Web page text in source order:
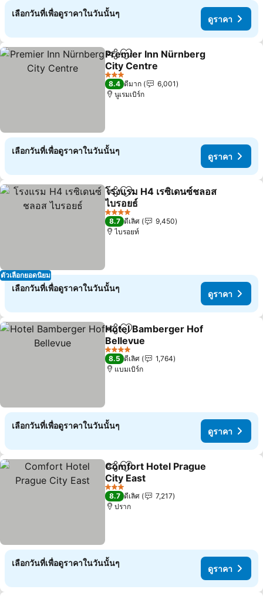
เลือกวันที่เพื่อดูราคาในวันนั้นๆ
ดูราคา
แชร์ เพิ่มในรายการโปรด
Premier Inn Nürnberg
City Centre
3 ดาว
8.4 ดีมาก
6,001
นูเรมเบิร์ก
เลือกวันที่เพื่อดูราคาในวันนั้นๆ
ดูราคา
ตัวเลือกยอดนิยม
แชร์ เพิ่มในรายการโปรด
โรงแรม H4 เรซิเดนซ์ชลอส
ไบรอยธ์
4 ดาว
8.7 ดีเลิศ
9,450
ไบรอยท์
เลือกวันที่เพื่อดูราคาในวันนั้นๆ
ดูราคา
แชร์ เพิ่มในรายการโปรด
Hotel Bamberger Hof
Bellevue
4 ดาว
8.5 ดีเลิศ
1,764
แบมเบิร์ก
เลือกวันที่เพื่อดูราคาในวันนั้นๆ
ดูราคา
แชร์ เพิ่มในรายการโปรด
Comfort Hotel Prague
City East
3 ดาว
8.7 ดีเลิศ
7,217
ปราก
เลือกวันที่เพื่อดูราคาในวันนั้นๆ
ดูราคา